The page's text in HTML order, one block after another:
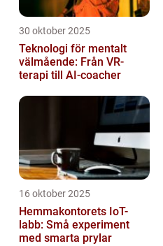
30 oktober 2025
Teknologi för mentalt
välmående: Från VR-
terapi till AI-coacher
16 oktober 2025
Hemmakontorets IoT-
labb: Små experiment
med smarta prylar